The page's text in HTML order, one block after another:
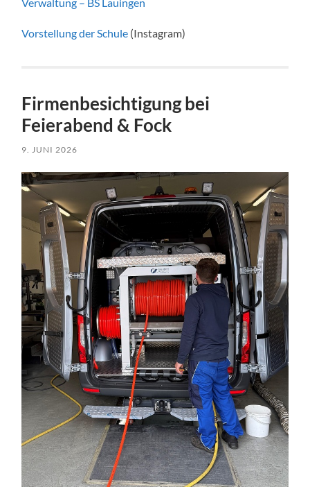
Vorstellung der Schule (Instagram)
Firmenbesichtigung bei
Feierabend & Fock
9. JUNI 2026